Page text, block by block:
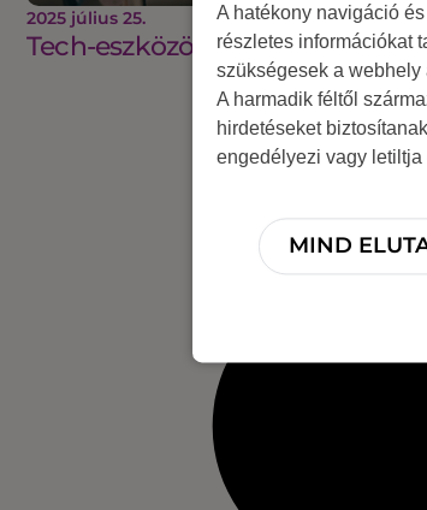
2025 július 25.
Tech-eszközök, amikért sorban
A hatékony navigáció
részletes információkat
szükségesek a
A harmadik féltől
hirdetéseket
engedélyezi vagy
MIND